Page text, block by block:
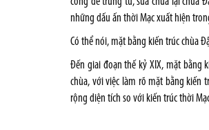
những dấu ấn thời Mạc xuất hiện
Có thể nói, mặt bằng kiến trúc chùa
Đến giai đoạn thế kỷ XIX, mặt bằng
chùa, với việc làm rõ mặt bằng kiến
rộng diện tích so với kiến trúc thời